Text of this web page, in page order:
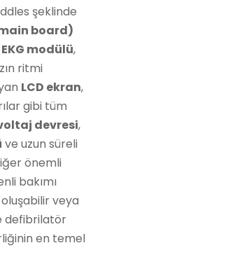
şeklinde
board)
EKG modülü,
ritmi
LCD ekran,
gibi tüm
devresi,
ve uzun süreli
önemli
bakımı
veya
defibrilatör
en temel